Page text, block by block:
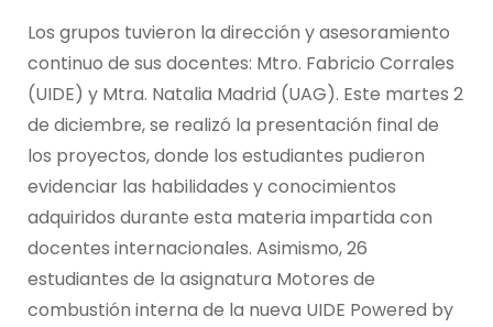
Los grupos tuvieron la dirección y asesoramiento
continuo de sus docentes: Mtro. Fabricio Corrales
(UIDE) y Mtra. Natalia Madrid (UAG). Este martes 2
de diciembre, se realizó la presentación final de
los proyectos, donde los estudiantes pudieron
evidenciar las habilidades y conocimientos
adquiridos durante esta materia impartida con
docentes internacionales. Asimismo, 26
estudiantes de la asignatura Motores de
combustión interna de la nueva UIDE Powered by